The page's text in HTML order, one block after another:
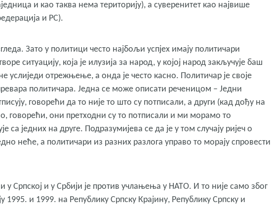
и као таква нема територију), а суверенитет као највише
и РС).
Зато у политици често најбољи успјех имају политичари
ситуацију, која је илузија за народ, у којој народ закључује баш
услиједи отрежњење, а онда је често касно. Политичар је своје
политичара. Једна се може описати реченицом – Једни
говорећи да то није то што су потписали, а други (кад дођу на
говорећи, они претходни су то потписали и ми морамо то
са једних на друге. Подразумијева се да је у том случају ријеч о
неће, а политичари из разних разлога управо то морају спровести
у Српској и у Србији је против учлањења у НАТО. И то није само због
1995. и 1999. на Републику Српску Крајину, Републику Српску и